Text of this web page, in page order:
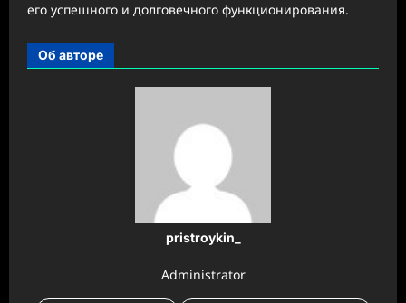
его успешного и долговечного функционирования.
Об авторе
pristroykin_
Administrator